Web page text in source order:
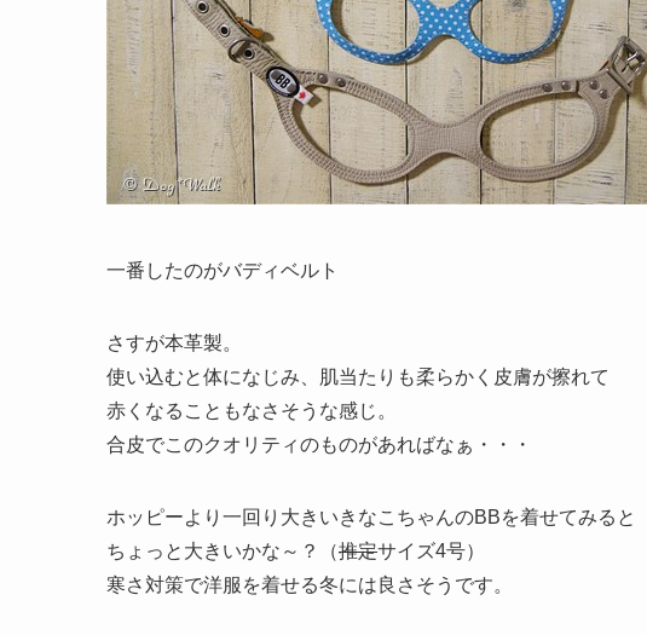
一番したのがバディベルト
さすが本革製。
使い込むと体になじみ、肌当たりも柔らかく皮膚が擦れて
赤くなることもなさそうな感じ。
合皮でこのクオリティのものがあればなぁ・・・
ホッピーより一回り大きいきなこちゃんのBBを着せてみると
ちょっと大きいかな～？（推定サイズ4号）
寒さ対策で洋服を着せる冬には良さそうです。